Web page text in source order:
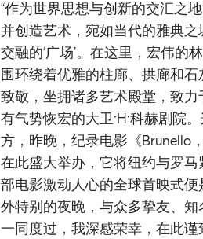
“作为世界思想与创新的交汇之
并创造艺术，宛如当代的雅典
交融的‘广场’。在这里，宏伟的
围环绕着优雅的柱廊、拱廊和
致敬，坐拥诸多艺术殿堂，致
有气势恢宏的大卫·H·科赫剧院
方，昨晚，纪录电影《Brunello
在此盛大举办，它将纽约与罗
部电影激动人心的全球首映式
外特别的夜晚，与众多挚友、
一同度过，我深感荣幸，在此谨